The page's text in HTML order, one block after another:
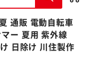
通販 電動自転車
ー 夏用 紫外線
日除け 川住製作
入手続きへ